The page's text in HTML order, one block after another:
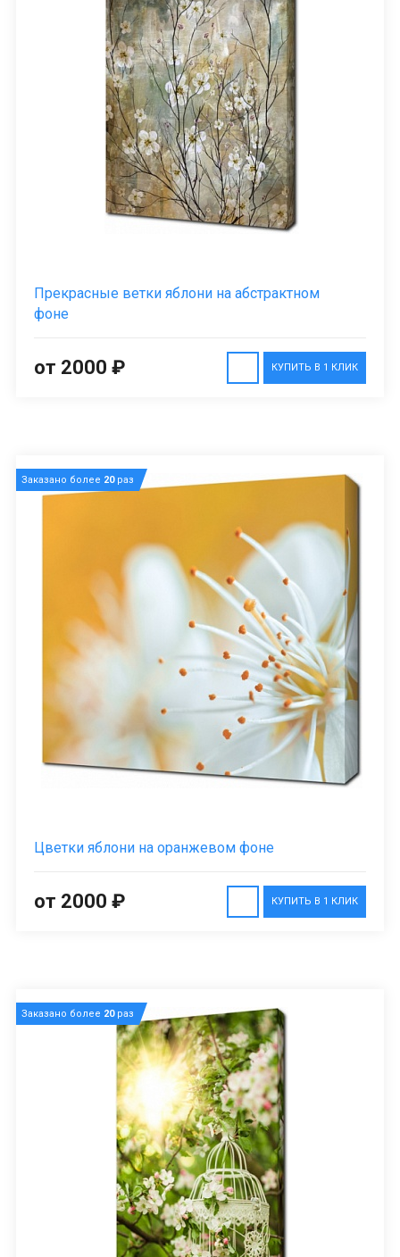
Прекрасные ветки яблони на абстрактном
фоне
КУПИТЬ В 1 КЛИК
от 2000 ₽
Заказано более 20раз
Цветки яблони на оранжевом фоне
КУПИТЬ В 1 КЛИК
от 2000 ₽
Заказано более 20раз